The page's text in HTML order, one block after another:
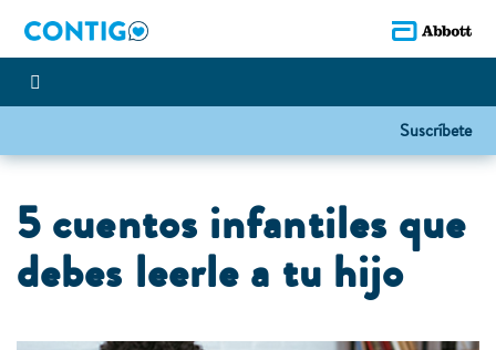
Suscríbete
5 cuentos infantiles que
debes leerle a tu hijo